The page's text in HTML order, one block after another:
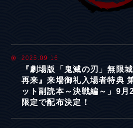
2025.09.16
『劇場版「鬼滅の刃」無限
再来』来場御礼入場者特典
ット副読本～決戦編～」9
限定で配布決定！